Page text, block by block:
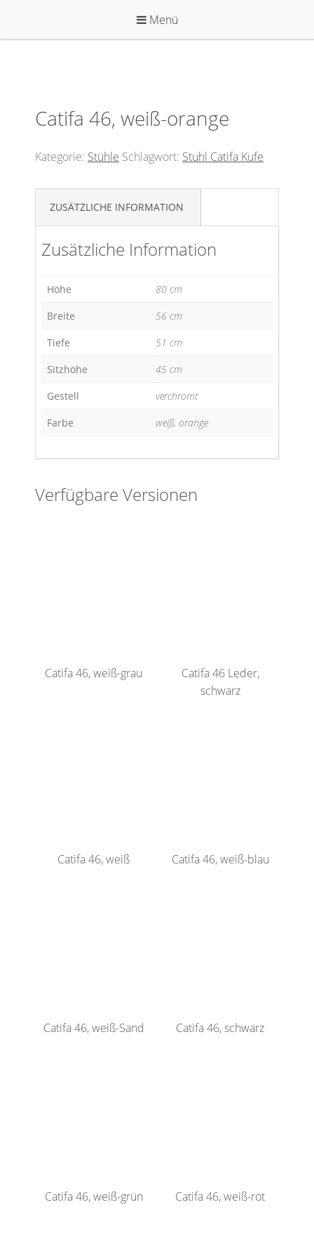
springen
Menü
Catifa 46, weiß-orange
Kategorie: Stühle Schlagwort: Stuhl Catifa Kufe
ZUSÄTZLICHE INFORMATION
Zusätzliche Information
Höhe
80 cm
Breite
56 cm
Tiefe
51 cm
Sitzhöhe
45 cm
Gestell
verchromt
Farbe
weiß, orange
Verfügbare Versionen
Catifa 46, weiß-grau
Catifa 46 Leder,
schwarz
Catifa 46, weiß Catifa 46, weiß-blau
Catifa 46, weiß-Sand Catifa 46, schwarz
Catifa 46, weiß-grün Catifa 46, weiß-rot